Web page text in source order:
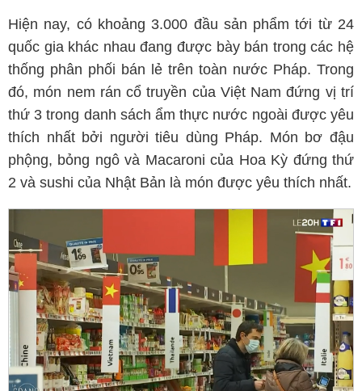
Hiện nay, có khoảng 3.000 đầu sản phẩm tới từ 24
quốc gia khác nhau đang được bày bán trong các hệ
thống phân phối bán lẻ trên toàn nước Pháp. Trong
đó, món nem rán cổ truyền của Việt Nam đứng vị trí
thứ 3 trong danh sách ẩm thực nước ngoài được yêu
thích nhất bởi người tiêu dùng Pháp. Món bơ đậu
phộng, bỏng ngô và Macaroni của Hoa Kỳ đứng thứ
2 và sushi của Nhật Bản là món được yêu thích nhất.